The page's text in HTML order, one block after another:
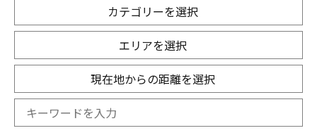
カテゴリーを選択
エリアを選択
現在地からの距離を選択